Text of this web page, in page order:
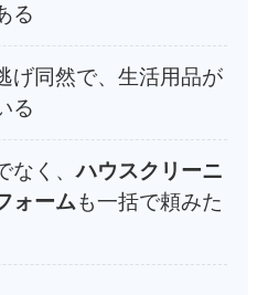
る
げ同然で、生活用品が
る
なく、ハウスクリーニ
ォームも一括で頼みた